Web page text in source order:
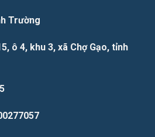
Trường
ô 4, khu 3, xã Chợ Gạo, tỉnh